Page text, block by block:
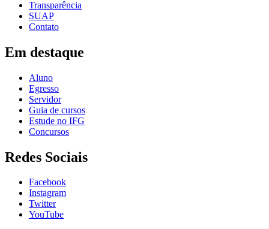
Transparência
SUAP
Contato
Em destaque
Aluno
Egresso
Servidor
Guia de cursos
Estude no IFG
Concursos
Redes Sociais
Facebook
Instagram
Twitter
YouTube